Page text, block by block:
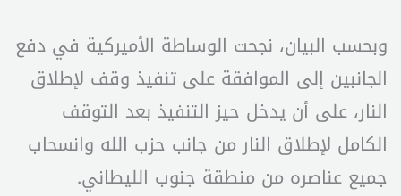
وبحسب البيان، نجحت الوساطة الأميركية في دفع
الجانبين إلى الموافقة على تنفيذ وقف لإطلاق
النار، على أن يدخل حيز التنفيذ بعد التوقف
الكامل لإطلاق النار من جانب حزب الله وانسحاب
جميع عناصره من منطقة جنوب الليطاني.